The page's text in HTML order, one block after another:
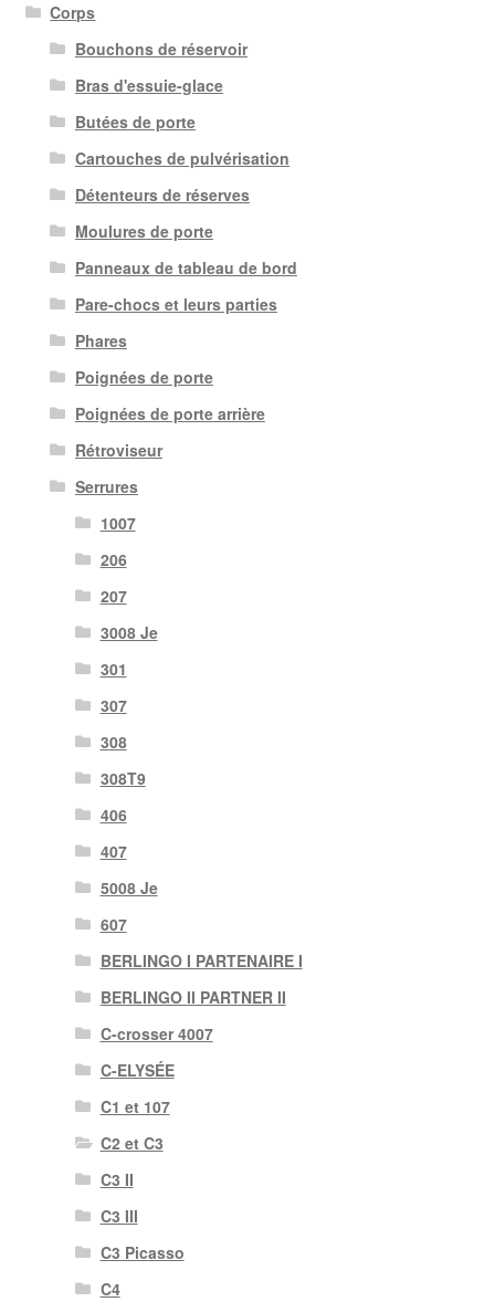
Corps
Bouchons de réservoir
Bras d'essuie-glace
Butées de porte
Cartouches de pulvérisation
Détenteurs de réserves
Moulures de porte
Panneaux de tableau de bord
Pare-chocs et leurs parties
Phares
Poignées de porte
Poignées de porte arrière
Rétroviseur
Serrures
1007
206
207
3008 Je
301
307
308
308T9
406
407
5008 Je
607
BERLINGO I PARTENAIRE I
BERLINGO II PARTNER II
C-crosser 4007
C-ELYSÉE
C1 et 107
C2 et C3
C3 II
C3 III
C3 Picasso
C4